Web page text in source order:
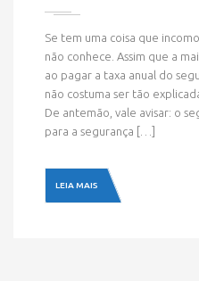
Se tem uma coisa que
não conhece. Assim que a
ao pagar a taxa anual do
não costuma ser tão
De antemão, vale avisar: o
para a segurança […]
LEIA MAIS